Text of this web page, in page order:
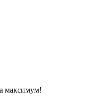
максимум!